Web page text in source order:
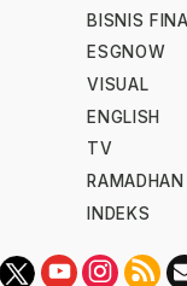
BISNIS
ESGNOW
VISUAL
ENGLISH
TV
RAMADHAN
INDEKS